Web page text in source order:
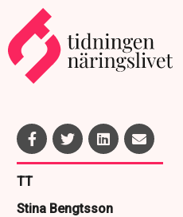
TT
Stina Bengtsson